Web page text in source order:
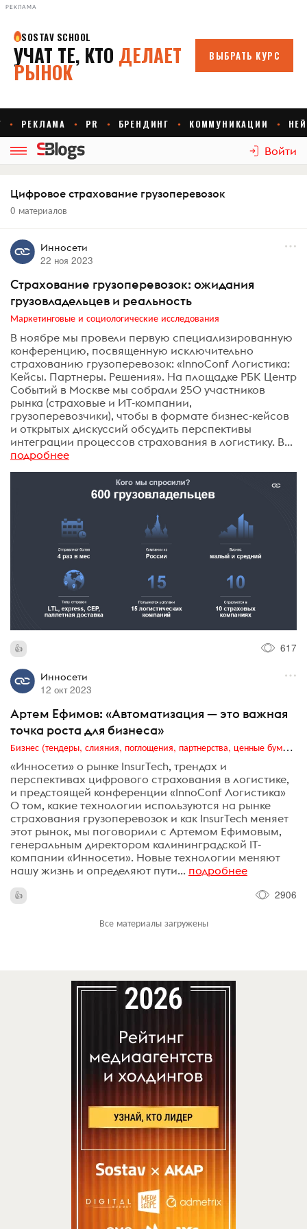
РЕКЛАМА
Войти
Цифровое страхование грузоперевозок
0 материалов
Инносети
22 ноя 2023
Страхование грузоперевозок: ожидания
грузовладельцев и реальность
Маркетинговые и социологические исследования
В ноябре мы провели первую специализированную
конференцию, посвященную исключительно
страхованию грузоперевозок: «InnoConf Логистика:
Кейсы. Партнеры. Решения». На площадке РБК Центр
Событий в Москве мы собрали 250 участников
рынка (страховые и ИТ-компании,
грузоперевозчики), чтобы в формате бизнес-кейсов
и открытых дискуссий обсудить перспективы
интеграции процессов страхования в логистику. В...
подробнее
617
Инносети
12 окт 2023
Артем Ефимов: «Автоматизация — это важная
точка роста для бизнеса»
Бизнес (тендеры, слияния, поглощения, партнерства, ценные бумаги, акционеры, финансы и отчетность)
«Инносети» о рынке InsurTech, трендах и
перспективах цифрового страхования в логистике,
и предстоящей конференции «InnoConf Логистика»
О том, какие технологии используются на рынке
страхования грузоперевозок и как InsurTech меняет
этот рынок, мы поговорили с Артемом Ефимовым,
генеральным директором калининградской IT-
компании «Инносети». Новые технологии меняют
нашу жизнь и определяют пути... подробнее
2906
Все материалы загружены